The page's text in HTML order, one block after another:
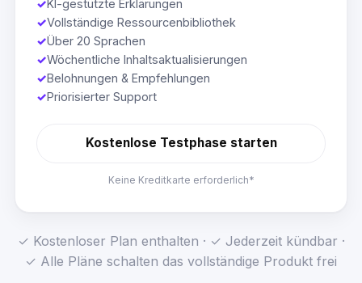
✓KI-gestützte Erklärungen
✓Vollständige Ressourcenbibliothek
✓Über 20 Sprachen
✓Wöchentliche Inhaltsaktualisierungen
✓Belohnungen & Empfehlungen
✓Priorisierter Support
Kostenlose Testphase starten
Keine Kreditkarte erforderlich*
✓ Kostenloser Plan enthalten · ✓ Jederzeit kündbar ·
✓ Alle Pläne schalten das vollständige Produkt frei